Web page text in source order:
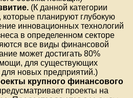
(К данной категории
которые планируют глубокую
инновационных технологий
в определенном секторе
все виды финансовой
может достигать 80%
для существующих
новых предприятий.)
крупного финансового
проекты на